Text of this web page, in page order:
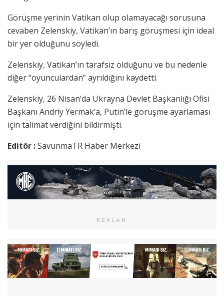
Görüşme yerinin Vatikan olup olamayacağı sorusuna
cevaben Zelenskiy, Vatikan’ın barış görüşmesi için ideal
bir yer olduğunu söyledi.
Zelenskiy, Vatikan’ın tarafsız olduğunu ve bu nedenle
diğer “oyunculardan” ayrıldığını kaydetti.
Zelenskiy, 26 Nisan’da Ukrayna Devlet Başkanlığı Ofisi
Başkanı Andriy Yermak’a, Putin’le görüşme ayarlaması
için talimat verdiğini bildirmişti.
Editör :SavunmaTR Haber Merkezi
REKLAM